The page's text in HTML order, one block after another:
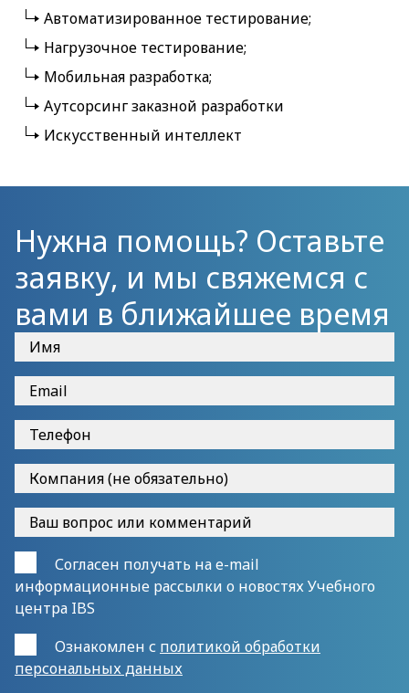
Автоматизированное тестирование;
Нагрузочное тестирование;
Мобильная разработка;
Аутсорсинг заказной разработки
Искусственный интеллект
Нужна помощь? Оставьте
заявку, и мы свяжемся с
вами в ближайшее время
Согласен получать на e-mail
информационные рассылки о новостях Учебного
центра IBS
Ознакомлен с политикой обработки
персональных данных